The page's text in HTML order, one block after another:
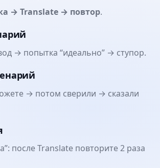
→ Translate → повтор.
→ попытка “идеально” → ступор.
→ потом сверили → сказали
после Translate повторите 2 раза